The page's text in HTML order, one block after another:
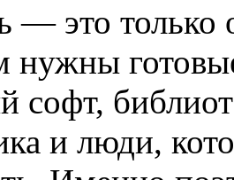
— это только
нужны
софт,
и люди,